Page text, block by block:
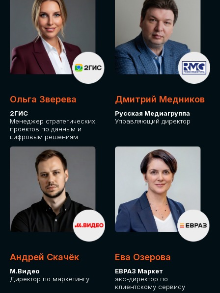
Ольга Зверева
2ГИС
Менеджер стратегических
проектов по данным и
цифровым решениям
Дмитрий Медников
Русская Медиагруппа
Управляющий директор
Андрей Скачёк
М.Видео
Директор по маркетингу
Ева Озерова
ЕВРАЗ Маркет
экс-директор по
клиентскому сервису